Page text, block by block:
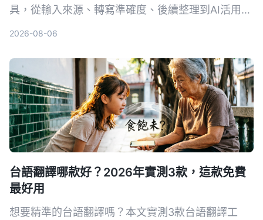
具，從輸入來源、轉寫準確度、後續整理到AI活用深
2026-08-06
台語翻譯哪款好？2026年實測3款，這款免費
最好用
想要精準的台語翻譯嗎？本文實測3款台語翻譯工